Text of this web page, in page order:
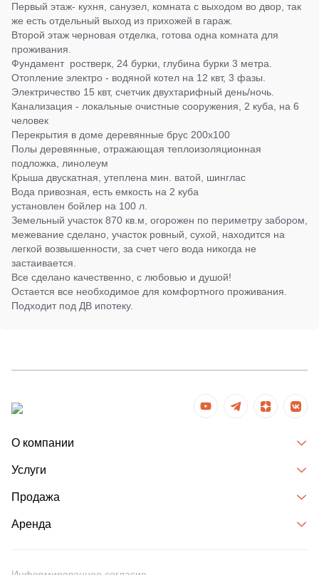
Первый этаж- кухня, санузел, комната с выходом во двор, так
же есть отдельный выход из прихожей в гараж.
Второй этаж черновая отделка, готова одна комната для
проживания.
Фундамент ростверк, 24 бурки, глубина бурки 3 метра.
Отопление электро - водяной котел на 12 квт, 3 фазы.
Электричество 15 квт, счетчик двухтарифный день/ночь.
Канализация - локальные очистные сооружения, 2 куба, на 6
человек
Перекрытия в доме деревянные брус 200х100
Полы деревянные, отражающая теплоизоляционная
подложка, линолеум
Крыша двускатная, утеплена мин. ватой, шинглас
Вода привозная, есть емкость на 2 куба
установлен бойлер на 100 л.
Земельный участок 870 кв.м, огорожен по периметру забором,
межевание сделано, участок ровный, сухой, находится на
легкой возвышенности, за счет чего вода никогда не
застаивается.
Все сделано качественно, с любовью и душой!
Остается все необходимое для комфортного проживания.
Подходит под ДВ ипотеку.
О компании
Услуги
Продажа
Аренда